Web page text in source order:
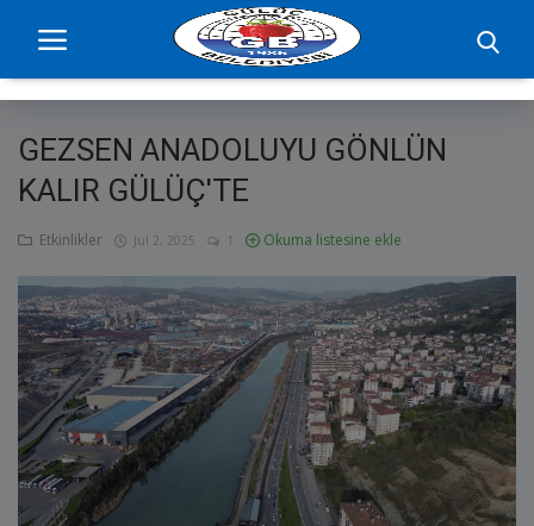
Başkan
Yönetim
Hizmetler
Duyurular
Etkinlikler
GEZSEN ANADOLUYU GÖNLÜN
KALIR GÜLÜÇ'TE
Etkinlikler Jul 2, 2025 1 Okuma listesine ekle